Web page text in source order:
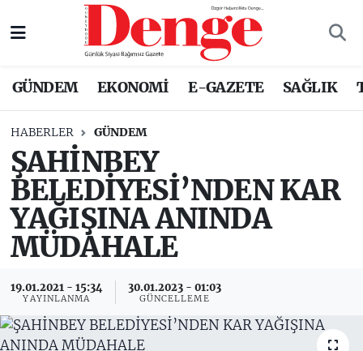
GÜNDEM EKONOMİ E-GAZETE SAĞLIK
HABERLER GÜNDEM
ŞAHİNBEY
BELEDİYESİ’NDEN KAR
YAĞIŞINA ANINDA
MÜDAHALE
19.01.2021 - 15:34
YAYINLANMA
30.01.2023 - 01:03
GÜNCELLEME
Nöbetçi Eczaneler
Trafik Durumu
Süper Lig Puan Durumu ve Fikstür
Tüm Manşetler
Haber Arşivi